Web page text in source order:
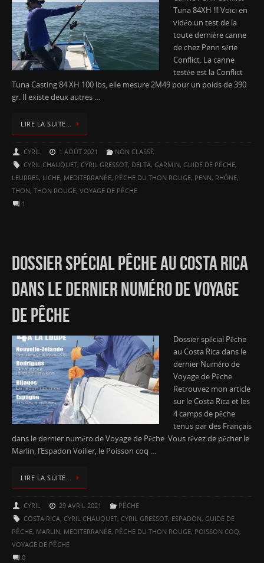
Tuna 84XH !!! Voici en
vidéo un test de la
toute dernière canne
de chez Penn série
Conflict. La canne
testée est la Conflict
Tuna Casting 84 XH 100 lbs, elle mesure 2M49 pour un poids de 390
gr. Il existe deux autres …
LIRE LA SUITE…
CYRIL 1 AOÛT 2021
NON CLASSÉ
CYRIL CHAUQUET, CYRIL GRESSOT, DELTA, GARMIN, GUIDE DE PÊCHE,
LEURRES, LICHE, MEDITERRANÉE, PÊCHE DU THON ROUGE, PENN, RHÔNE,
THON, THON ROUGE, VOYAGE DE PÊCHE
1
DOSSIER SPÉCIAL PÊCHE AU COSTA RICA
DANS LE DERNIER NUMÉRO DE VOYAGE
DE PÊCHE
Dossier spécial Pêche
au Costa Rica dans le
dernier Numéro de
Voyage de Pêche
Retrouvez mon article
sur le Costa Rica et les
4 camps de pêche
tenus par des Français
dans le dernier numéro de Voyage de Pêche. Vous rêvez de pêcher le
Marlin, l’Espadon Voilier, le Poisson coq …
LIRE LA SUITE…
CYRIL 29 AVRIL 2021
PÊCHE
COSTA RICA, CYRIL CHAUQUET, CYRIL GRESSOT, ESPADON, GUIDE DE
PÊCHE, MARLIN, MEDITERRANÉE, PÊCHE DU THON ROUGE, POISSON COQ,
VOYAGE DE PÊCHE
0